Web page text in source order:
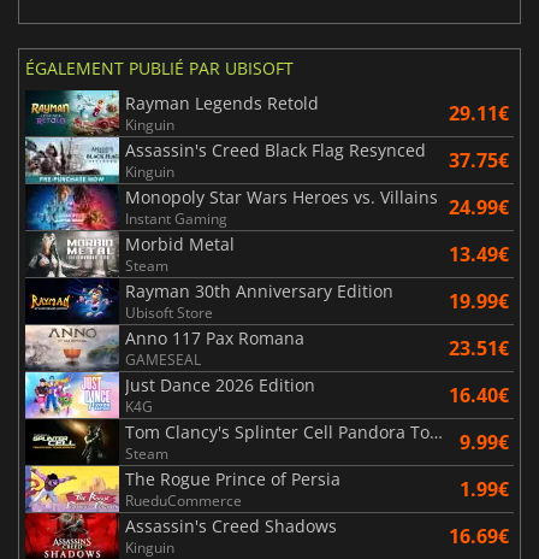
ÉGALEMENT PUBLIÉ PAR UBISOFT
Rayman Legends Retold
Kinguin 29.11€
Assassin's Creed Black Flag Resynced
Kinguin 37.75€
Monopoly Star Wars Heroes vs. Villains
Instant Gaming 24.99€
Morbid Metal
Steam 13.49€
Rayman 30th Anniversary Edition
Ubisoft Store 19.99€
Anno 117 Pax Romana
GAMESEAL 23.51€
Just Dance 2026 Edition
K4G 16.40€
Tom Clancy's Splinter Cell Pandora Tomorrow
Steam 9.99€
The Rogue Prince of Persia
RueduCommerce 1.99€
Assassin's Creed Shadows
Kinguin 16.69€